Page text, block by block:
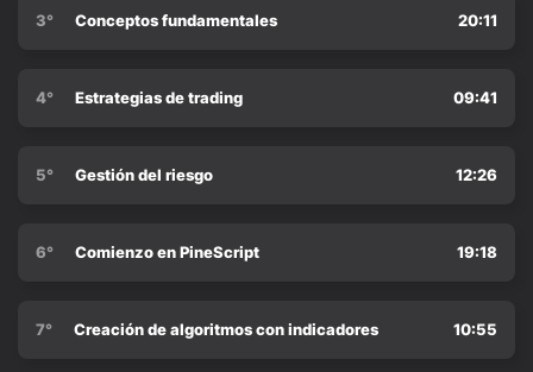
3° Conceptos fundamentales 20:11
4° Estrategias de trading 09:41
5° Gestión del riesgo 12:26
6° Comienzo en PineScript 19:18
7° Creación de algoritmos con indicadores 10:55